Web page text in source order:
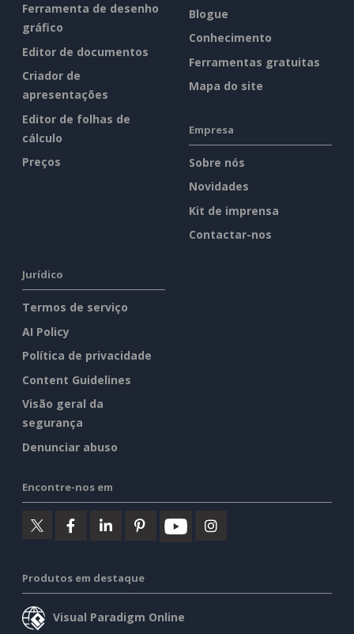
Ferramenta de desenho
gráfico
Editor de documentos
Criador de
apresentações
Editor de folhas de
cálculo
Preços
Blogue
Conhecimento
Ferramentas gratuitas
Mapa do site
Empresa
Sobre nós
Novidades
Kit de imprensa
Contactar-nos
Jurídico
Termos de serviço
AI Policy
Política de privacidade
Content Guidelines
Visão geral da
segurança
Denunciar abuso
Encontre-nos em
Produtos em destaque
Visual Paradigm Online